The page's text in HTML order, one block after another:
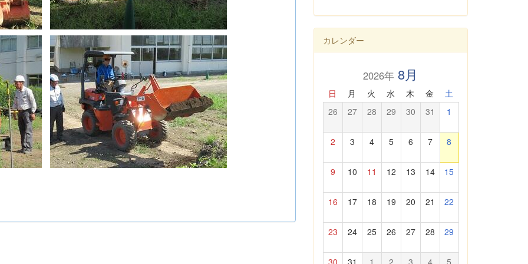
カレンダー
2026年 8月
日 月 火 水 木 金 土
26 27 28 29 30 31 1
2 3 4 5 6 7 8
9 10 11 12 13 14 15
16 17 18 19 20 21 22
23 24 25 26 27 28 29
30 31 1 2 3 4 5